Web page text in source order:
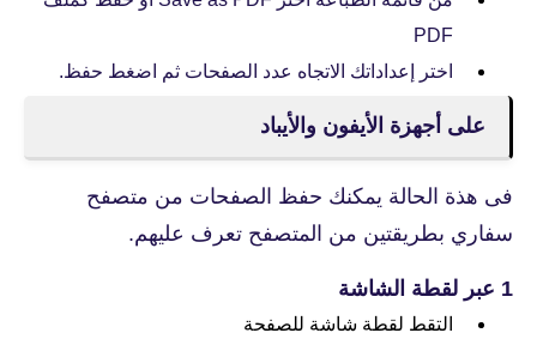
PDF
اختر إعداداتك الاتجاه عدد الصفحات ثم اضغط حفظ.
على أجهزة الأيفون والأيباد
فى هذة الحالة يمكنك حفظ الصفحات من متصفح
سفاري بطريقتين من المتصفح تعرف عليهم.
1 عبر لقطة الشاشة
التقط لقطة شاشة للصفحة